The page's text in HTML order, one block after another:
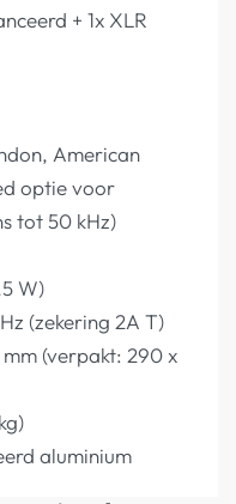
+ 1x XLR
American
optie voor
tot 50 kHz)
W)
(zekering 2A T)
(verpakt: 290 x
aluminium